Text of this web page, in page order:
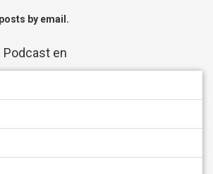
by email.
Podcast en